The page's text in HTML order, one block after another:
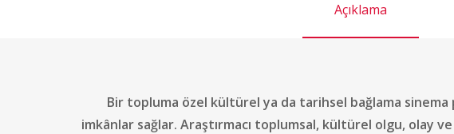
Açıklama
Bir topluma özel kültürel ya da tarihsel bağlama sinema
imkânlar sağlar. Araştırmacı toplumsal, kültürel olgu, olay